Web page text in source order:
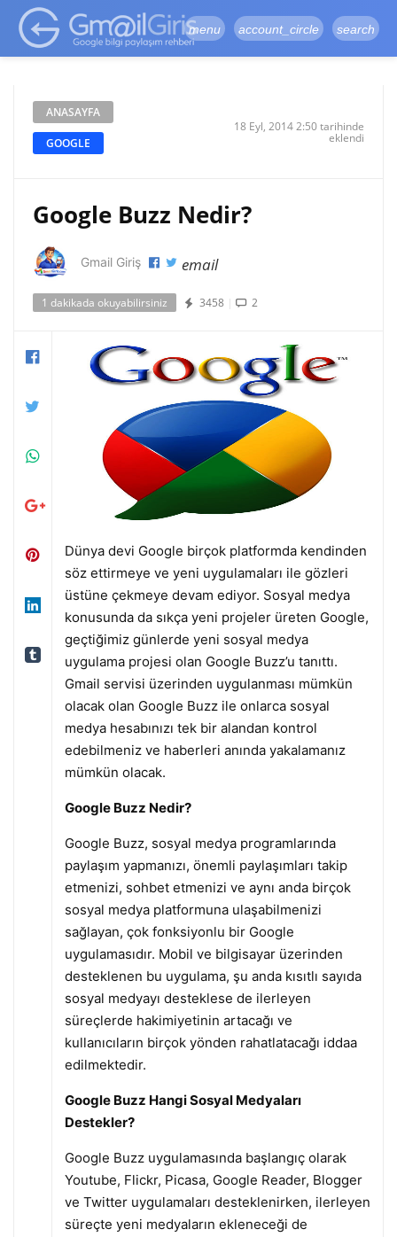
google-site-
verification=vqSI0upH550kabR5X8xpjMYieaXmuBueYgCJBW3uetM
menu account_circle search
ANASAYFA
GOOGLE
18 Eyl, 2014 2:50 tarihinde
eklendi
Google Buzz Nedir?
Gmail Giriş email
1 dakikada okuyabilirsiniz 3458 | 2
Dünya devi Google birçok platformda kendinden
söz ettirmeye ve yeni uygulamaları ile gözleri
üstüne çekmeye devam ediyor. Sosyal medya
konusunda da sıkça yeni projeler üreten Google,
geçtiğimiz günlerde yeni sosyal medya
uygulama projesi olan Google Buzz’u tanıttı.
Gmail servisi üzerinden uygulanması mümkün
olacak olan Google Buzz ile onlarca sosyal
medya hesabınızı tek bir alandan kontrol
edebilmeniz ve haberleri anında yakalamanız
mümkün olacak.
Google Buzz Nedir?
Google Buzz, sosyal medya programlarında
paylaşım yapmanızı, önemli paylaşımları takip
etmenizi, sohbet etmenizi ve aynı anda birçok
sosyal medya platformuna ulaşabilmenizi
sağlayan, çok fonksiyonlu bir Google
uygulamasıdır. Mobil ve bilgisayar üzerinden
desteklenen bu uygulama, şu anda kısıtlı sayıda
sosyal medyayı desteklese de ilerleyen
süreçlerde hakimiyetinin artacağı ve
kullanıcıların birçok yönden rahatlatacağı iddaa
edilmektedir.
Google Buzz Hangi Sosyal Medyaları
Destekler?
Google Buzz uygulamasında başlangıç olarak
Youtube, Flickr, Picasa, Google Reader, Blogger
ve Twitter uygulamaları desteklenirken, ilerleyen
süreçte yeni medyaların ekleneceği de